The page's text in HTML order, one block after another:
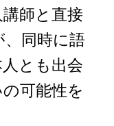
師と直接
同時に語
とも出会
可能性を